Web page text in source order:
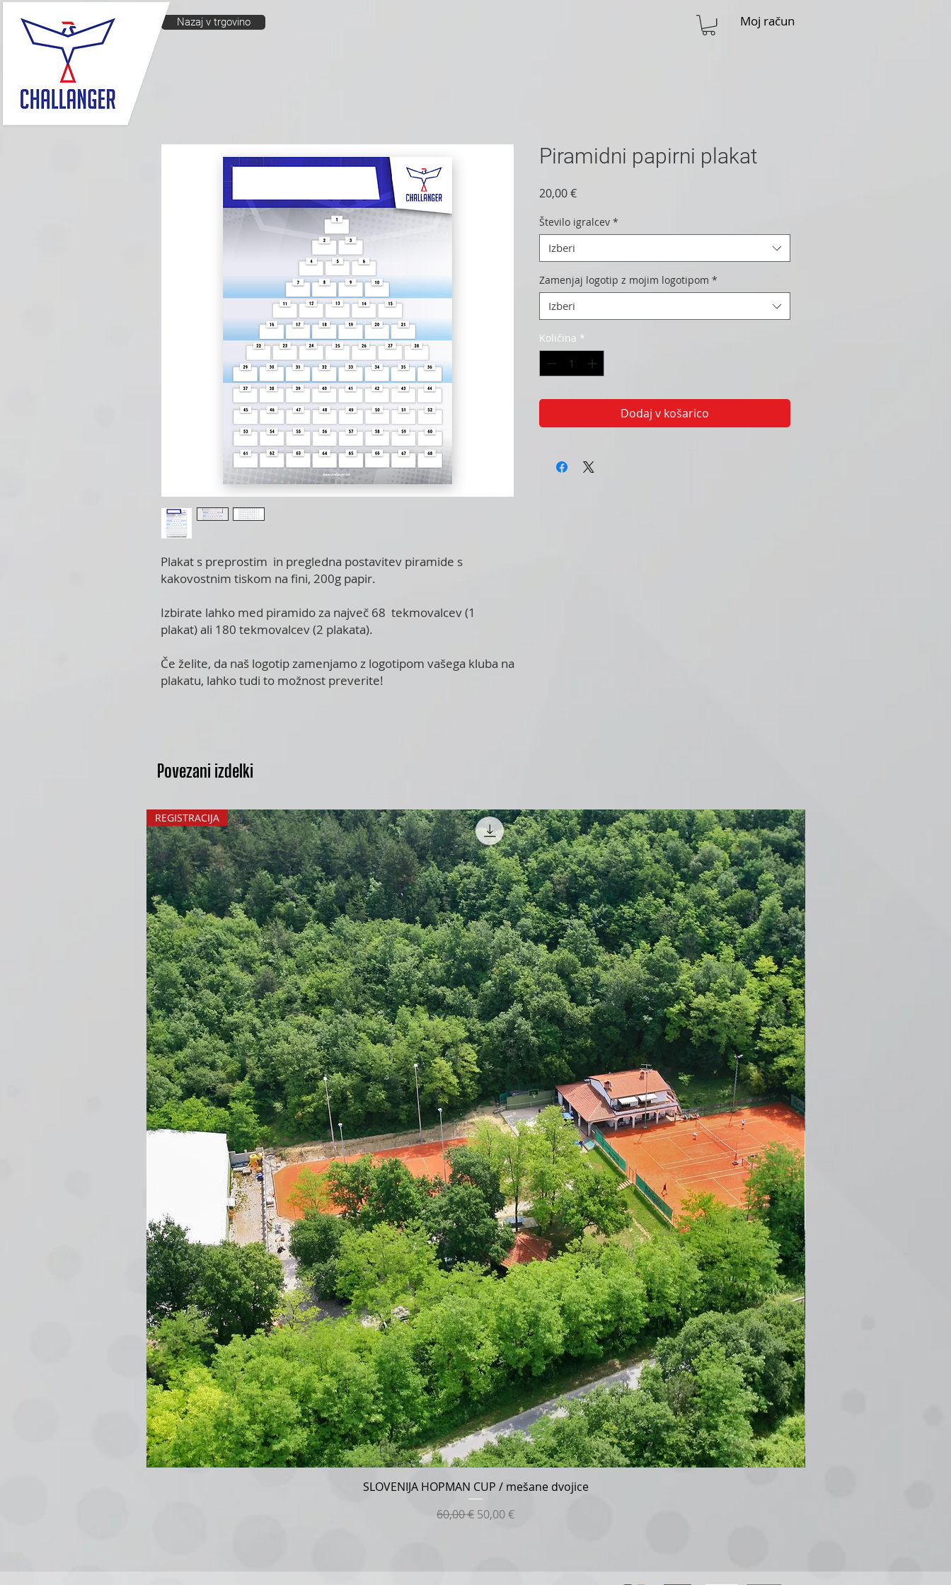
Nazaj v trgovino Moj račun
Plakat s preprostim in pregledna postavitev piramide s
kakovostnim tiskom na fini, 200g papir.
Izbirate lahko med piramido za največ 68 tekmovalcev (1
plakat) ali 180 tekmovalcev (2 plakata).
Če želite, da naš logotip zamenjamo z logotipom vašega kluba na
plakatu, lahko tudi to možnost preverite!
Piramidni papirni plakat
20,00 €Price
Število igralcev *
Izberi
Zamenjaj logotip z mojim logotipom *
Izberi
Količina *
Dodaj v košarico
Povezani izdelki
Hiter ogled
REGISTRACIJA
SLOVENIJA HOPMAN CUP / mešane dvojice
Redna cena
60,00 € Cena na razprodaji
50,00 €